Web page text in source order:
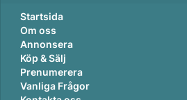
Startsida
Om oss
Annonsera
Köp & Sälj
Prenumerera
Vanliga Frågor